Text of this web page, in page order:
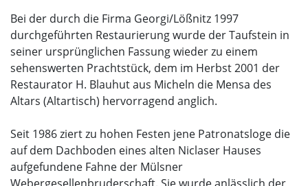
Bei der durch die Firma Georgi/Lößnitz 1997
durchgeführten Restaurierung wurde der Taufstein in
seiner ursprünglichen Fassung wieder zu einem
sehenswerten Prachtstück, dem im Herbst 2001 der
Restaurator H. Blauhut aus Micheln die Mensa des
Altars (Altartisch) hervorragend anglich.
Seit 1986 ziert zu hohen Festen jene Patronatsloge die
auf dem Dachboden eines alten Niclaser Hauses
aufgefundene Fahne der Mülsner